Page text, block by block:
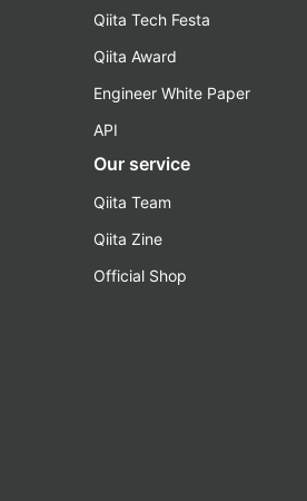
Qiita Tech Festa
Qiita Award
Engineer White Paper
API
Our service
Qiita Team
Qiita Zine
Official Shop